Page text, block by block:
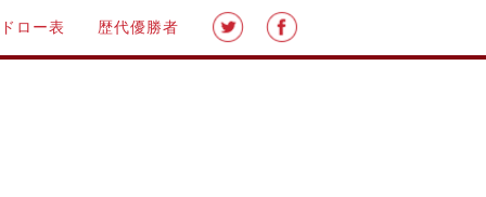
ドロー表 歴代優勝者